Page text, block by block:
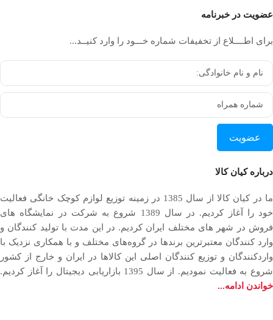
عضویت در خبرنامه
برای اطــــلاع از تخفیفات شماره خـــود را وارد کنیــد...
عضویت
درباره کیان کالا
ما در کیان کالا از سال 1385 در زمینه توزیع لوازم کوچک خانگی فعالیت
خود را آغاز کردیم. در سال 1389 شروع به شرکت در نمایشگاه های
فروش در شهر های مختلف ایران کردیم. در اين مدت با توليد كنندگان و
وارد كنندگان معتبرترین برندها در گروه‌‏های مختلف و با همکاری نزدیک با
وارد‏کنندگان و توزیع‏ کنندگان اصلی این کالاها در ایران و خارج از کشور
شروع به فعاليت نمودیم. از سال 1395 بازاریابی دیجیتال را آغاز کردیم.
خواندن ادامه...